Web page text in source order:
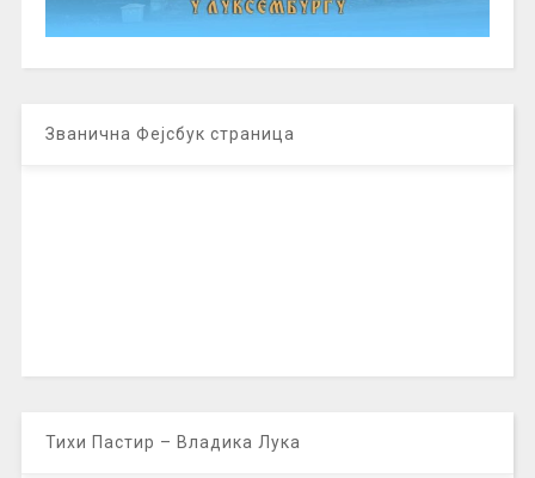
Званична Фејсбук страница
Тихи Пастир – Владика Лука